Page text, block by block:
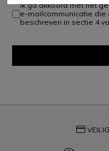
Ik ga akkoord met het
e-mailcommunicatie
beschreven in sectie 4
credit_card